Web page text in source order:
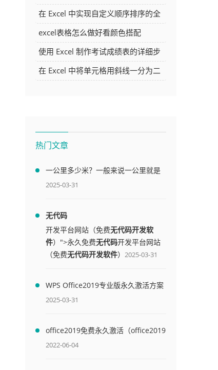
时都显示表头的方法详解
在 Excel 中实现自定义顺序排序的全
面指南
excel表格怎么做好看颜色搭配
使用 Excel 制作考试成绩表的详细步
骤及技巧
在 Excel 中将单元格用斜线一分为二
热门文章
一公里多少米？一般来说一公里就是
1000米
2025-03-31
无代码
开发平台网站（免费无代码开发软
件）">永久免费无代码开发平台网站
（免费无代码开发软件） 2025-03-31
WPS Office2019专业版永久激活方案
(附终身授权序列号)
2025-03-31
office2019免费永久激活（office2019
免费永久激活码）
2022-06-04